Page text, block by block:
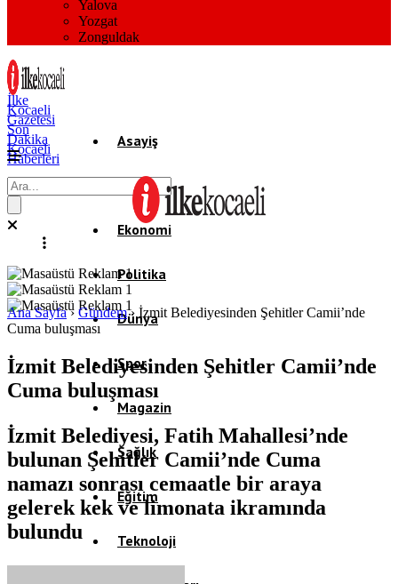
Yalova
Yozgat
Zonguldak
İlke
Kocaeli
Gazetesi
Son
Dakika
Kocaeli
Haberleri
Asayiş
Gündem
Ekonomi
Politika
Dünya
Spor
Magazin
Sağlık
Eğitim
Teknoloji
Ana Sayfa› Gündem› İzmit Belediyesinden Şehitler Camii’nde
Cuma buluşması
İzmit Belediyesinden Şehitler Camii’nde
Cuma buluşması
İzmit Belediyesi, Fatih Mahallesi’nde
bulunan Şehitler Camii’nde Cuma
namazı sonrası cemaatle bir araya
gelerek kek ve limonata ikramında
bulundu